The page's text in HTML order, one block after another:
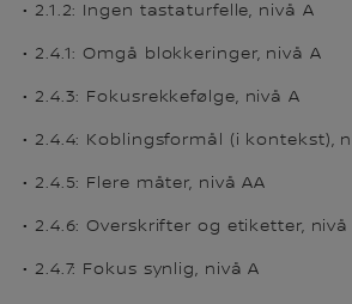
• 2.1.2: Ingen tastaturfelle, nivå A
• 2.4.1: Omgå blokkeringer, nivå A
• 2.4.3: Fokusrekkefølge, nivå A
• 2.4.4: Koblingsformål (i kontekst),
• 2.4.5: Flere måter, nivå AA
• 2.4.6: Overskrifter og etiketter, nivå
• 2.4.7: Fokus synlig, nivå A